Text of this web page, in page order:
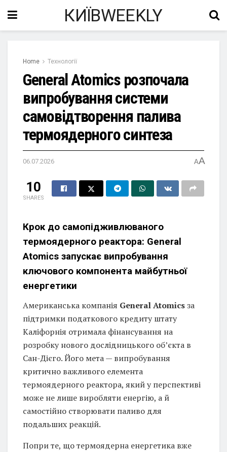
КИЇВWEEKLY
Home Технології
General Atomics розпочала
випробування системи
самовідтворення палива
термоядерного синтеза
06.07.2026 AA
10
SHARES
Крок до самопідживлюваного
термоядерного реактора: General
Atomics запускає випробування
ключового компонента майбутньої
енергетики
Американська компанія General Atomicsза
підтримки податкового кредиту штату
Каліфорнія отримала фінансування на
розробку нового дослідницького об’єкта в
Сан-Дієго. Його мета — випробування
критично важливого елемента
термоядерного реактора, який у перспективі
може не лише виробляти енергію, а й
самостійно створювати паливо для
подальших реакцій.
Попри те, що термоядерна енергетика вже